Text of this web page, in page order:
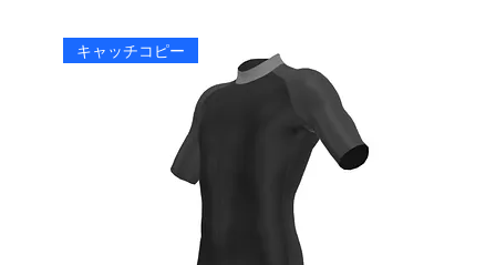
キャッチコピー